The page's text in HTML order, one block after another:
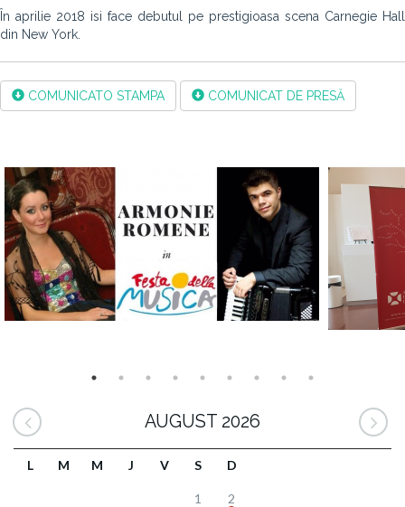
În aprilie 2018 isi face debutul pe prestigioasa scena Carnegie Hall
din New York.
COMUNICATO STAMPA COMUNICAT DE PRESĂ
AUGUST 2026
L M M J V S D
1 2